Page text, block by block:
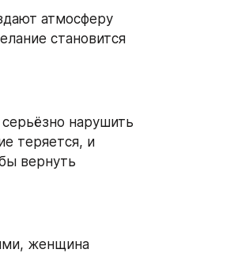
атмосферу
становится
нарушить
теряется, и
вернуть
женщина